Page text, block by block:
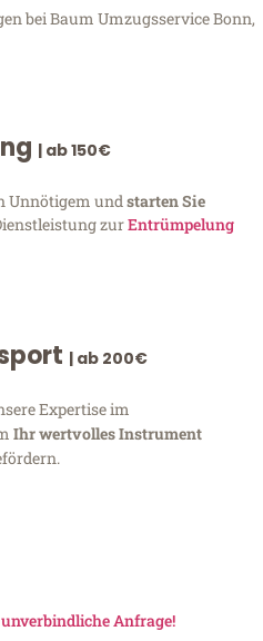
bei Baum Umzugsservice Bonn,
| ab 150€
Unnötigem und starten Sie
zurEntrümpelung
| ab 200€
Expertise im
Ihr wertvolles Instrument
unverbindliche Anfrage!